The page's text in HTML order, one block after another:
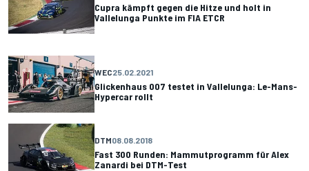
Cupra kämpft gegen die Hitze und holt in
Vallelunga Punkte im FIA ETCR
WEC25.02.2021
Glickenhaus 007 testet in Vallelunga: Le-Mans-
Hypercar rollt
DTM08.08.2018
Fast 300 Runden: Mammutprogramm für Alex
Zanardi bei DTM-Test